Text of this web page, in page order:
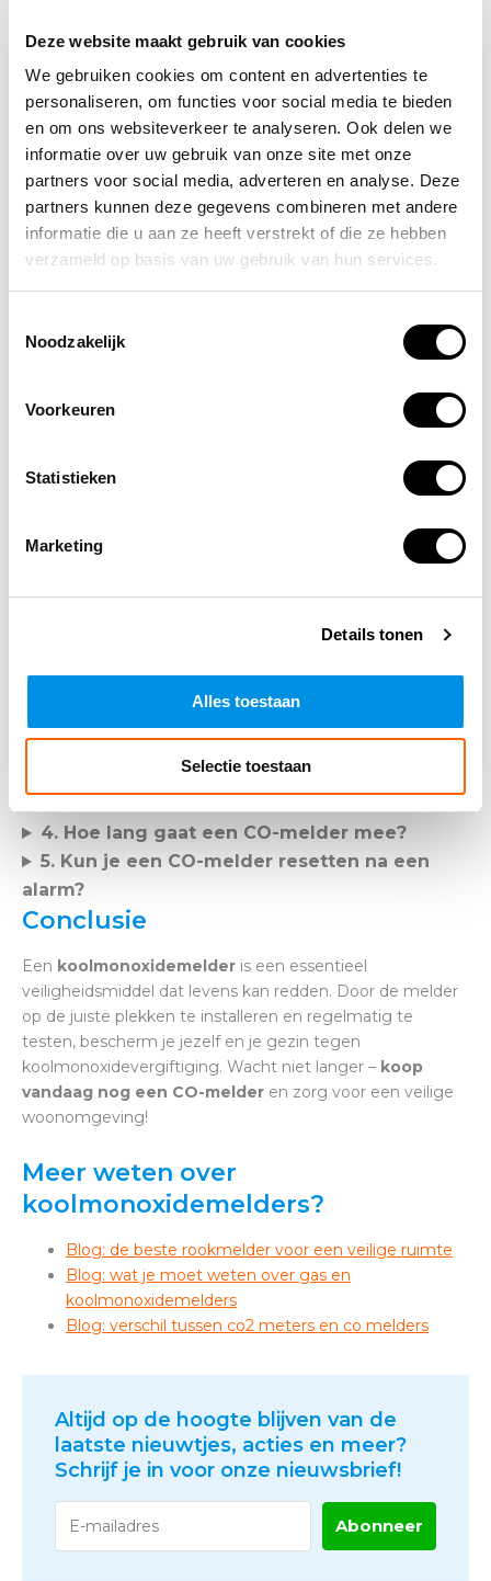
Deze website maakt gebruik van cookies
We gebruiken cookies om content en advertenties te
personaliseren, om functies voor social media te bieden
en om ons websiteverkeer te analyseren. Ook delen we
informatie over uw gebruik van onze site met onze
partners voor social media, adverteren en analyse. Deze
partners kunnen deze gegevens combineren met andere
informatie die u aan ze heeft verstrekt of die ze hebben
verzameld op basis van uw gebruik van hun services.
Noodzakelijk
Voorkeuren
Statistieken
Marketing
Details tonen
Alles toestaan
Selectie toestaan
Ventileer
door ramen en deuren te openen.
Schakel apparaten uit
gaskachel.
Bel 112en waarschuw de hulpdiensten.
Laat een monteur de installatie controleren
voordat je terugkeert.
Welke koolmonoxidemelder moet je
kopen?
voor
Voeding:
Werkt op batterijen of netstroom (met
betrouwbaarst.
app-koppeling.
, afhankelijk
Veelgestelde vragen (FAQ)
1. Hoe vaak moet ik mijn
2. Zijn koolmonoxidemelders verplicht?
3. Wat is het verschil tussen een rookmelder
4. Hoe lang gaat een CO-melder mee?
5. Kun je een CO-melder resetten na een
alarm?
Conclusie
Een koolmonoxidemelder is een essentieel
veiligheidsmiddel dat levens kan redden. Door de melder
op de juiste plekken te installeren en regelmatig te
testen, bescherm je jezelf en je gezin tegen
koolmonoxidevergiftiging. Wacht niet langer – koop
vandaag nog een CO-melder en zorg voor een veilige
woonomgeving!
Meer weten over
koolmonoxidemelders?
Blog: de beste rookmelder voor een veilige ruimte
Blog: wat je moet weten over gas en
koolmonoxidemelders
Blog: verschil tussen co2 meters en co melders
Altijd op de hoogte blijven van de
laatste nieuwtjes, acties en meer?
Schrijf je in voor onze nieuwsbrief!
Abonneer